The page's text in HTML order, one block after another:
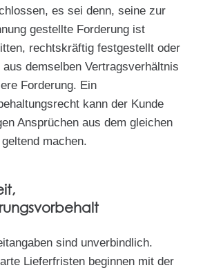
es sei denn, seine zur
gestellte Forderung ist
rechtskräftig festgestellt oder
demselben Vertragsverhältnis
Forderung. Ein
kann der Kunde
Ansprüchen aus dem gleichen
machen.
sind unverbindlich.
Lieferfristen beginnen mit der